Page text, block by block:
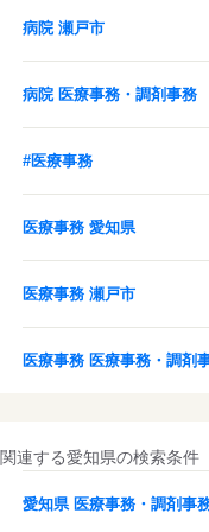
病院 瀬戸市
病院 医療事務・調剤事務
#医療事務
医療事務 愛知県
医療事務 瀬戸市
医療事務 医療事務・調剤
関連する愛知県の検索条件
愛知県 医療事務・調剤事